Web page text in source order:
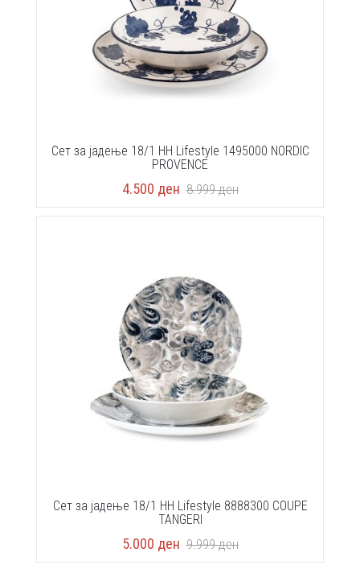
Сет за јадење 18/1 HH Lifestyle 1495000 NORDIC
PROVENCE
4.500 ден 8.999ден
Сет за јадење 18/1 HH Lifestyle 8888300 COUPE
TANGERI
5.000 ден 9.999ден